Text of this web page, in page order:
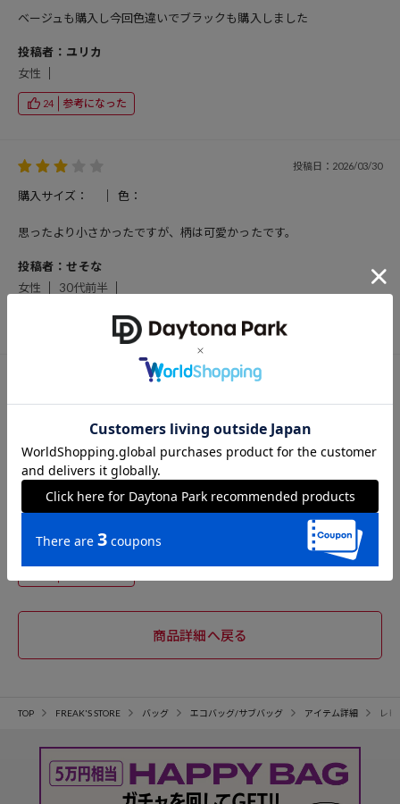
ベージュも購入し今回色違いでブラックも購入しました
投稿者：ユリカ
女性
24 参考になった
投稿日：2026/03/30
購入サイズ： 色：
思ったより小さかったですが、柄は可愛かったです。
投稿者：せそな
女性
30代前半
参考になった
薄手でとても軽いです。ストラップがついているので普通にバックと
しても活躍しそうです！ なによりサングラスのスヌーピー刺繍がかわ
いいです♡
女性
40代前半 154cm
TOP FREAK'S STORE バッグ エコバッグ/サブバッグ アイテム詳細 レ